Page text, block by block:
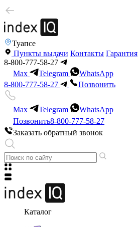
Туапсе
Пункты выдачи Контакты Гарантия
8-800-777-58-27
Max
Telegram
WhatsApp
8-800-777-58-27
Позвонить
Max Telegram
WhatsApp
Позвонить8-800-777-58-27
Заказать обратный звонок
Каталог